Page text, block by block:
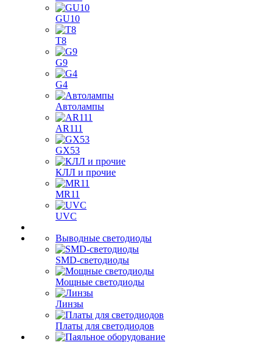
GU10
T8
G9
G4
Автолампы
AR111
GX53
КЛЛ и прочие
MR11
UVC
Выводные светодиоды
SMD-светодиоды
Мощные светодиоды
Линзы
Платы для светодиодов